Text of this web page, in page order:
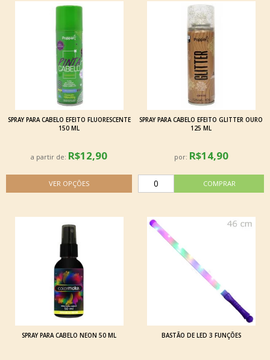
SPRAY PARA CABELO EFEITO FLUORESCENTE
150 ML
a partir de: R$12,90
SPRAY PARA CABELO EFEITO GLITTER OURO
125 ML
por: R$14,90
SPRAY PARA CABELO NEON 50 ML BASTÃO DE LED 3 FUNÇÕES